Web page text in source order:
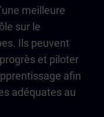
meilleure
sur le
Ils peuvent
et piloter
afin
adéquates au